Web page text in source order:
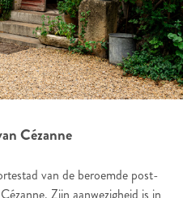
Cézanne
van de beroemde post-